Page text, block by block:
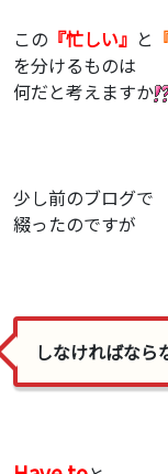
この 『忙しい』 と
を分けるものは
何だと考えますか
少し前のブログで
綴ったのですが
しなければなら